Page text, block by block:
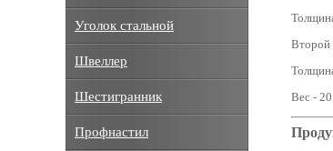
Второй
Вес - 20
Уголок стальной
Швеллер
Шестигранник
Профнастил